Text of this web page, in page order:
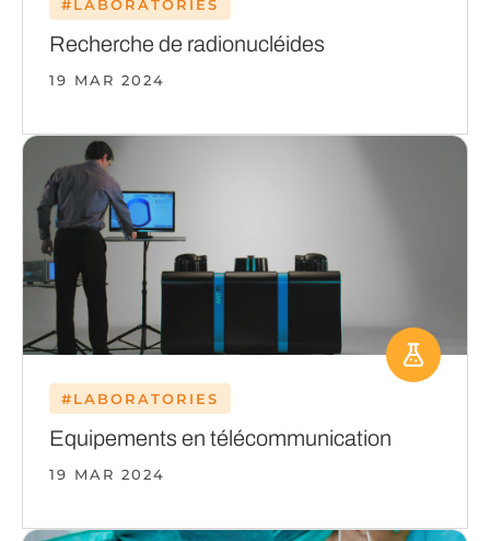
#LABORATORIES
Recherche de radionucléides
19 MAR 2024
#LABORATORIES
Equipements en télécommunication
19 MAR 2024